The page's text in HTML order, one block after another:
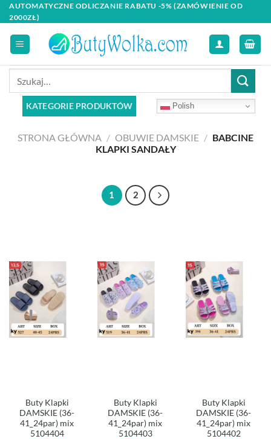
Skip
to
content
AUTOMATYCZNE ODLICZANIE RABATU -5% (ZAMÓWIENIE OD
2000ZŁ)
KATEGORIE PRODUKTÓW Polish
STRONA GŁÓWNA / OBUWIE DAMSKIE / BABCINE
KLAPKI SANDAŁY
1 2
Buty Klapki
DAMSKIE (36-
41_24par) mix
5104404
Buty Klapki
DAMSKIE (36-
41_24par) mix
5104403
Buty Klapki
DAMSKIE (36-
41_24par) mix
5104402